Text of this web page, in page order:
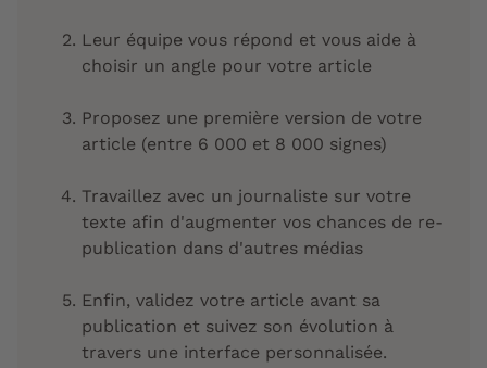
Leur équipe vous répond et vous aide à
choisir un angle pour votre article
Proposez une première version de votre
article (entre 6 000 et 8 000 signes)
Travaillez avec un journaliste sur votre
texte afin d'augmenter vos chances de re-
publication dans d'autres médias
Enfin, validez votre article avant sa
publication et suivez son évolution à
travers une interface personnalisée.